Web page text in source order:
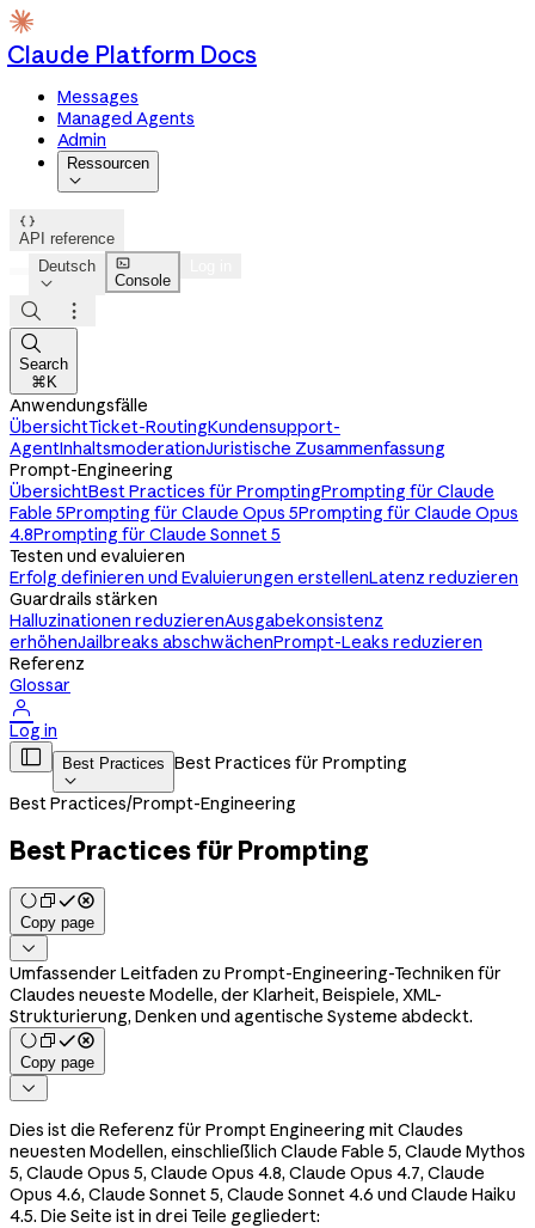
Claude Platform Docs
Messages
Managed Agents
Admin
Ressourcen


API reference
Deutsch


Console



Search
⌘K
Anwendungsfälle
ÜbersichtTicket-RoutingKundensupport-
AgentInhaltsmoderationJuristische Zusammenfassung
Prompt-Engineering
ÜbersichtBest Practices für PromptingPrompting für Claude
Fable 5Prompting für Claude Opus 5Prompting für Claude Opus
4.8Prompting für Claude Sonnet 5
Testen und evaluieren
Erfolg definieren und Evaluierungen erstellenLatenz reduzieren
Guardrails stärken
Halluzinationen reduzierenAusgabekonsistenz
erhöhenJailbreaks abschwächenPrompt-Leaks reduzieren
Referenz
Glossar

Log in
 Best Practices

Best Practices für Prompting
Best Practices/Prompt-Engineering
Best Practices für Prompting
Copy page

Umfassender Leitfaden zu Prompt-Engineering-Techniken für
Claudes neueste Modelle, der Klarheit, Beispiele, XML-
Strukturierung, Denken und agentische Systeme abdeckt.
Copy page

Dies ist die Referenz für Prompt Engineering mit Claudes
neuesten Modellen, einschließlich Claude Fable 5, Claude Mythos
5, Claude Opus 5, Claude Opus 4.8, Claude Opus 4.7, Claude
Opus 4.6, Claude Sonnet 5, Claude Sonnet 4.6 und Claude Haiku
4.5. Die Seite ist in drei Teile gegliedert: